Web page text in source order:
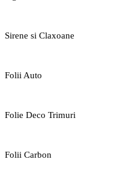
Sirene si Claxoane
Folii Auto
Folie Deco Trimuri
Folii Carbon